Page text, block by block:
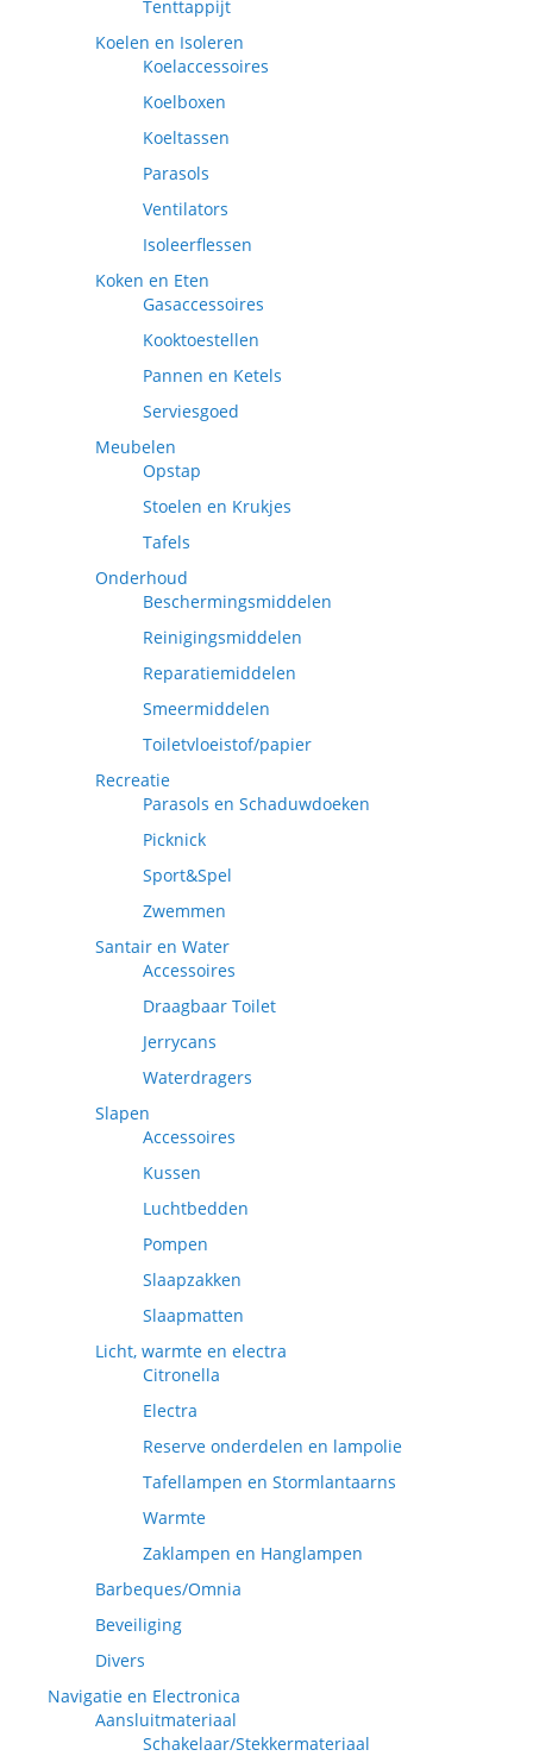
Tenttappijt
Koelen en Isoleren
Koelaccessoires
Koelboxen
Koeltassen
Parasols
Ventilators
Isoleerflessen
Koken en Eten
Gasaccessoires
Kooktoestellen
Pannen en Ketels
Serviesgoed
Meubelen
Opstap
Stoelen en Krukjes
Tafels
Onderhoud
Beschermingsmiddelen
Reinigingsmiddelen
Reparatiemiddelen
Smeermiddelen
Toiletvloeistof/papier
Recreatie
Parasols en Schaduwdoeken
Picknick
Sport&Spel
Zwemmen
Santair en Water
Accessoires
Draagbaar Toilet
Jerrycans
Waterdragers
Slapen
Accessoires
Kussen
Luchtbedden
Pompen
Slaapzakken
Slaapmatten
Licht, warmte en electra
Citronella
Electra
Reserve onderdelen en lampolie
Tafellampen en Stormlantaarns
Warmte
Zaklampen en Hanglampen
Barbeques/Omnia
Beveiliging
Divers
Navigatie en Electronica
Aansluitmateriaal
Schakelaar/Stekkermateriaal